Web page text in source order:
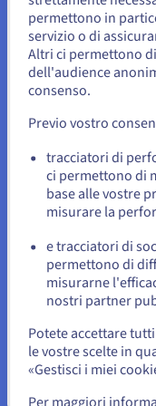
interconnessi in
di comunicare,
rete integrata.
(SDN) e i VPN
garantire una
sue applicazioni
Confronto
ibrido
Sembra che
Stati Uniti
Per effettuare un
sito web del Paese e
Vai al sito Stati
Resta sul sito
Seleziona un
permettono in
servizio o di
Altri ci permettono
dell'audience
consenso.
Previo vostro
tracciatori di
ci permettono di
base alle vostre
misurare la
e tracciatori di
permettono di
misurarne
nostri partner
Potete accettare
le vostre scelte in
«Gestisci i miei